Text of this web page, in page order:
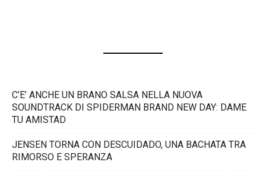
C’E’ ANCHE UN BRANO SALSA NELLA NUOVA
SOUNDTRACK DI SPIDERMAN BRAND NEW DAY: DAME
TU AMISTAD
JENSEN TORNA CON DESCUIDADO, UNA BACHATA TRA
RIMORSO E SPERANZA